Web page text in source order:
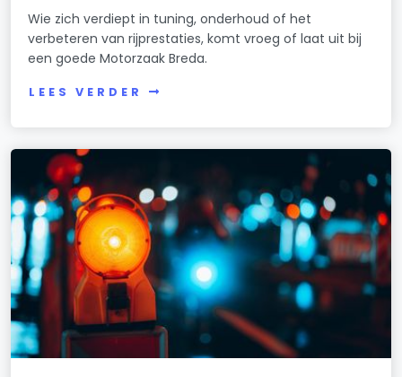
Wie zich verdiept in tuning, onderhoud of het
verbeteren van rijprestaties, komt vroeg of laat uit bij
een goede Motorzaak Breda.
LEES VERDER